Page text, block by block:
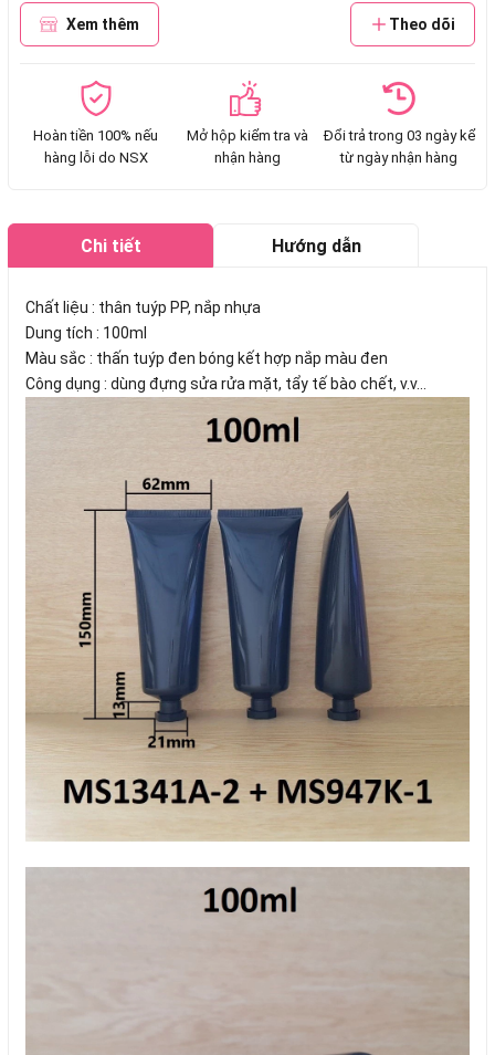
Xem thêm Theo dõi
Hoàn tiền 100% nếu
hàng lỗi do NSX
Mở hộp kiểm tra và
nhận hàng
Đổi trả trong 03 ngày kể
từ ngày nhận hàng
Chi tiết Hướng dẫn
Chất liệu : thân tuýp PP, nắp nhựa
Dung tích : 100ml
Màu sắc : thấn tuýp đen bóng kết hợp nắp màu đen
Công dụng : dùng đựng sửa rửa mặt, tẩy tế bào chết, v.v...